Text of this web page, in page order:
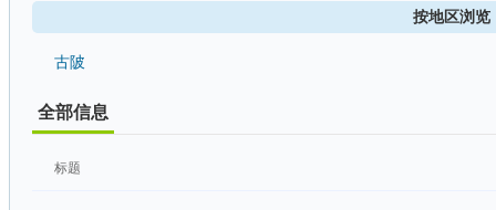
按地区浏览
古陂
全部信息
标题